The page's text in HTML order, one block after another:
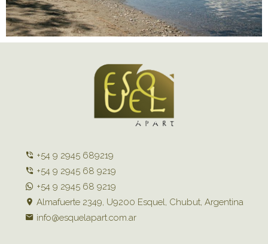
+54 9 2945 689219
+54 9 2945 68 9219
+54 9 2945 68 9219
Almafuerte 2349, U9200 Esquel, Chubut, Argentina
info@esquelapart.com.ar